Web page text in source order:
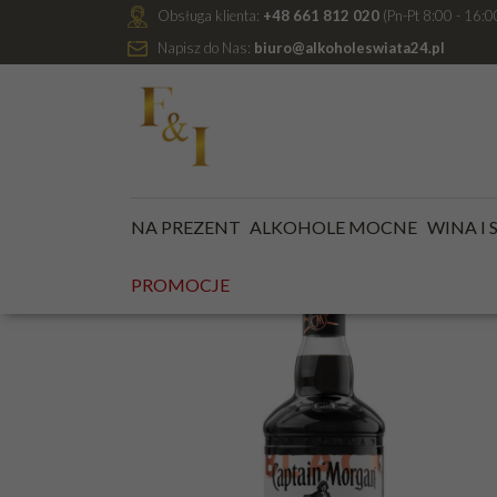
Obsługa klienta: +48 661 812 020 (Pn-Pt 8:00 -
Napisz do Nas: biuro@alkoholeswiata24.pl
NA PREZENT ALKOHOLE MOCNE WINA I
PROMOCJE